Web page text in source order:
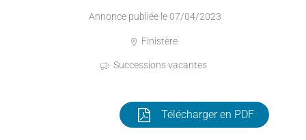
Annonce publiée le 07/04/2023
Finistère
Successions vacantes
Télécharger en PDF